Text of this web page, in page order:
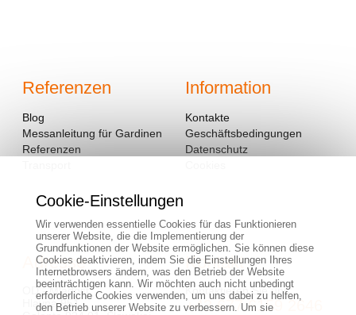
Referenzen
Blog
Messanleitung für Gardinen
Referenzen
Information
Kontakte
Geschäftsbedingungen
Datenschutz
Adresse
OD - Mladosť
Hlavná 951
Kontakt
Kontaktieren Sie uns:
+43 677 6159 2646
Cookie-Einstellungen
Wir verwenden essentielle Cookies für das Funktionieren
unserer Website, die die Implementierung der
Grundfunktionen der Website ermöglichen. Sie können diese
Cookies deaktivieren, indem Sie die Einstellungen Ihres
Internetbrowsers ändern, was den Betrieb der Website
beeinträchtigen kann. Wir möchten auch nicht unbedingt
erforderliche Cookies verwenden, um uns dabei zu helfen,
den Betrieb unserer Website zu verbessern. Um sie